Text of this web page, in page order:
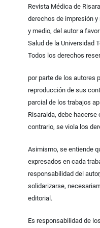
Revista Médica de
derechos de impresión
y medio, del autor a
Salud de la Universidad
Todos los derechos
por parte de los autores
reproducción de sus
parcial de los trabajos
Risaralda, debe
contrario, se viola los
Asimismo, se entiende
expresados en cada
responsabilidad del
solidarizarse,
editorial.
Es responsabilidad de